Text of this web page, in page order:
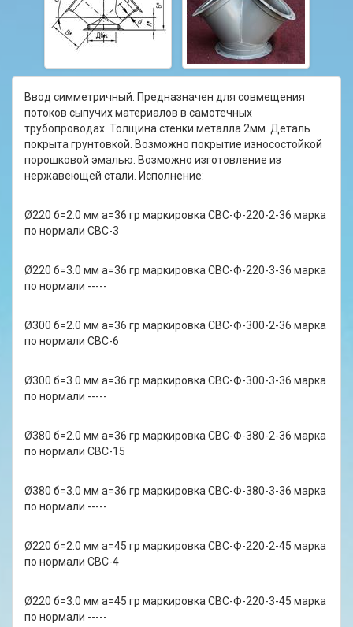
Ввод симметричный. Предназначен для совмещения
потоков сыпучих материалов в самотечных
трубопроводах. Толщина стенки металла 2мм. Деталь
покрыта грунтовкой. Возможно покрытие износостойкой
порошковой эмалью. Возможно изготовление из
нержавеющей стали. Исполнение:
Ø220 б=2.0 мм а=36 гр маркировка СВС-Ф-220-2-36 марка
по нормали СВС-3
Ø220 б=3.0 мм а=36 гр маркировка СВС-Ф-220-3-36 марка
по нормали -----
Ø300 б=2.0 мм а=36 гр маркировка СВС-Ф-300-2-36 марка
по нормали СВС-6
Ø300 б=3.0 мм а=36 гр маркировка СВС-Ф-300-3-36 марка
по нормали -----
Ø380 б=2.0 мм а=36 гр маркировка СВС-Ф-380-2-36 марка
по нормали СВС-15
Ø380 б=3.0 мм а=36 гр маркировка СВС-Ф-380-3-36 марка
по нормали -----
Ø220 б=2.0 мм а=45 гр маркировка СВС-Ф-220-2-45 марка
по нормали СВС-4
Ø220 б=3.0 мм а=45 гр маркировка СВС-Ф-220-3-45 марка
по нормали -----